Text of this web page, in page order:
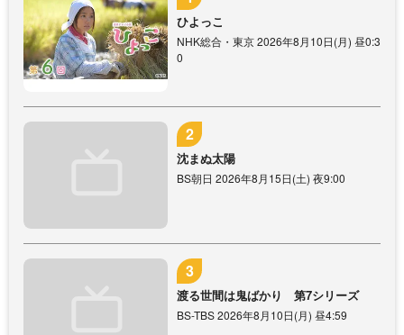
ひよっこ
NHK総合・東京 2026年8月10日(月) 昼0:3
0
沈まぬ太陽
BS朝日 2026年8月15日(土) 夜9:00
渡る世間は鬼ばかり 第7シリーズ
BS-TBS 2026年8月10日(月) 昼4:59